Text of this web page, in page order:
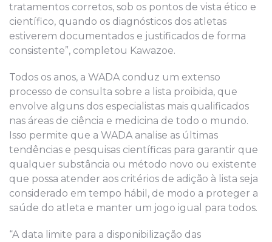
tratamentos corretos, sob os pontos de vista ético e
científico, quando os diagnósticos dos atletas
estiverem documentados e justificados de forma
consistente”, completou Kawazoe.
Todos os anos, a WADA conduz um extenso
processo de consulta sobre a lista proibida, que
envolve alguns dos especialistas mais qualificados
nas áreas de ciência e medicina de todo o mundo.
Isso permite que a WADA analise as últimas
tendências e pesquisas científicas para garantir que
qualquer substância ou método novo ou existente
que possa atender aos critérios de adição à lista seja
considerado em tempo hábil, de modo a proteger a
saúde do atleta e manter um jogo igual para todos.
“A data limite para a disponibilização das